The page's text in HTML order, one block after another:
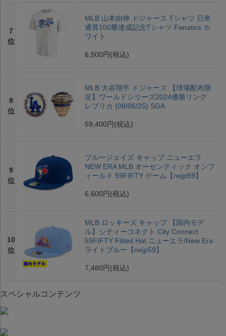
7
位
MLB 山本由伸 ドジャース Tシャツ 日米
通算100勝達成記念Tシャツ Fanatics ホ
ワイト
6,500円 (税込)
8
位
MLB 大谷翔平 ドジャース 【球場配布限
定】ワールドシリーズ2024優勝リング
レプリカ (08/06/25) SGA
59,400円 (税込)
9
位
ブルージェイズ キャップ ニューエラ
NEW ERA MLB オーセンティック オンフ
ィールド 59FIFTY ゲーム【nejp59】
6,600円 (税込)
10
位
MLB ロッキーズ キャップ 【国内モデ
ル】シティーコネクト City Connect
59FIFTY Fitted Hat ニューエラ/New Era
ライトブルー【nejp59】
7,480円 (税込)
スペシャルコンテンツ